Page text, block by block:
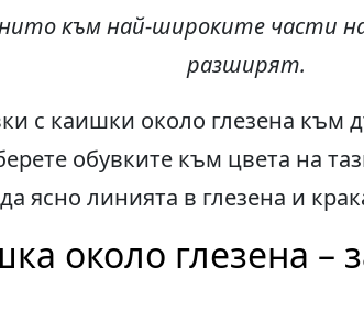
към най-широките части
разширят.
с каишки около глезена към
обувките към цвета на
ясно линията в глезена и
около глезена –